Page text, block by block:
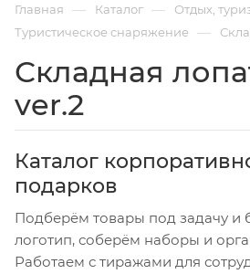
Главная — Каталог — Отдых,
Туристическое снаряжение —
Складная
ver.2
Каталог
подарков
Подберём товары под задачу и
логотип, соберём наборы и
Работаем с тиражами для